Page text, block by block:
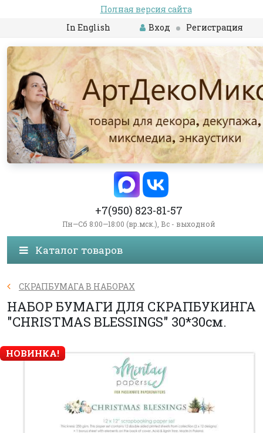
Полная версия сайта
In English
Вход Регистрация
+7(950) 823-81-57
Пн—Сб 8:00—18:00 (вр.мск.), Вс - выходной
Каталог товаров
СКРАПБУМАГА В НАБОРАХ
НАБОР БУМАГИ ДЛЯ СКРАПБУКИНГА
"CHRISTMAS BLESSINGS" 30*30см.
НОВИНКА!